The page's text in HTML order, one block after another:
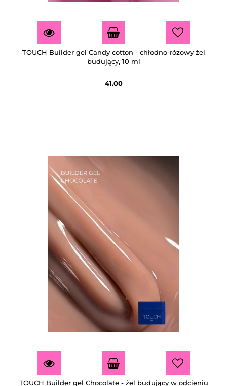
TOUCH Builder gel Candy cotton - chłodno-rózowy żel
budujący, 10 ml
41.00
TOUCH Builder gel Chocolate - żel budujący w odcieniu